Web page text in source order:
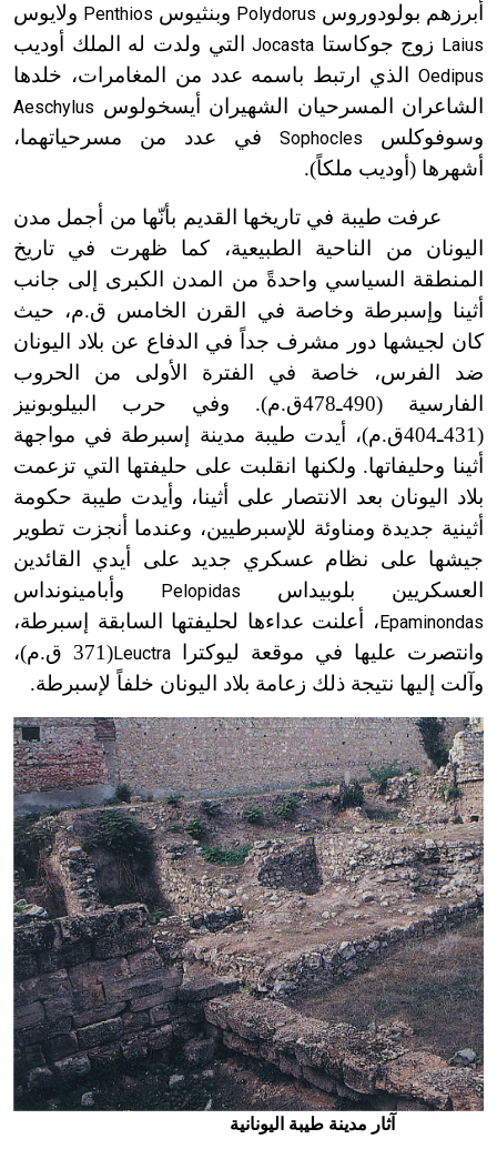
أبرزهم بولودوروس Polydorus وبنثيوس Penthios ولايوس
Laius زوج جوكاستا Jocastaالتي ولدت له الملك أوديب
Oedipus الذي ارتبط باسمه عدد من المغامرات، خلدها
الشاعران المسرحيان الشهيران أيسخولوس Aeschylus
وسوفوكلس Sophocles في عدد من مسرحياتهما،
أشهرها (أوديب ملكاً).
عرفت طيبة في تاريخها القديم بأنّها من أجمل مدن
اليونان من الناحية الطبيعية، كما ظهرت في تاريخ
المنطقة السياسي واحدةً من المدن الكبرى إلى جانب
أثينا وإسبرطة وخاصة في القرن الخامس ق.م، حيث
كان لجيشها دور مشرف جداً في الدفاع عن بلاد اليونان
ضد الفرس، خاصة في الفترة الأولى من الحروب
الفارسية (490ـ478ق.م). وفي حرب البيلوبونيز
(431ـ404ق.م)، أيدت طيبة مدينة إسبرطة في مواجهة
أثينا وحليفاتها. ولكنها انقلبت على حليفتها التي تزعمت
بلاد اليونان بعد الانتصار على أثينا، وأيدت طيبة حكومة
أثينية جديدة ومناوئة للإسبرطيين، وعندما أنجزت تطوير
جيشها على نظام عسكري جديد على أيدي القائدين
العسكريين بلوبيداس
Pelopidas وأبامينونداس
Epaminondas ، أعلنت عداءها لحليفتها السابقة إسبرطة،
وانتصرت عليها في موقعة ليوكترا Leuctra
(371 ق.م)،
وآلت إليها نتيجة ذلك زعامة بلاد اليونان خلفاً لإسبرطة.
آثار مدينة طيبة اليونانية